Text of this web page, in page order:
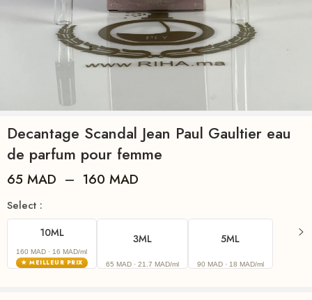
Decantage Scandal Jean Paul Gaultier eau
de parfum pour femme
65 MAD – 160 MAD
Select :
10ML
160 MAD · 16 MAD/ml
★ MEILLEUR PRIX
3ML
65 MAD· 21.7 MAD/ml
5ML
90 MAD· 18 MAD/ml